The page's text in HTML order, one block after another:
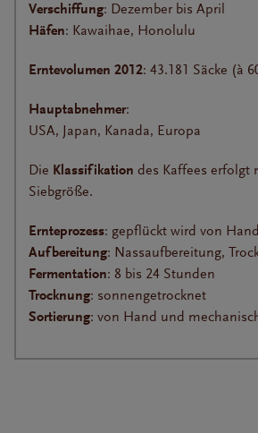
Verschiffung: Dezember bis April
Häfen: Kawaihae, Honolulu
Erntevolumen 2012: 43.181 Säcke (à
Hauptabnehmer:
USA, Japan, Kanada, Europa
Die Klassifikation des Kaffees erfolgt
Siebgröße.
Ernteprozess: gepflückt wird von Hand
Aufbereitung: Nassaufbereitung,
Fermentation: 8 bis 24 Stunden
Trocknung: sonnengetrocknet
Sortierung: von Hand und